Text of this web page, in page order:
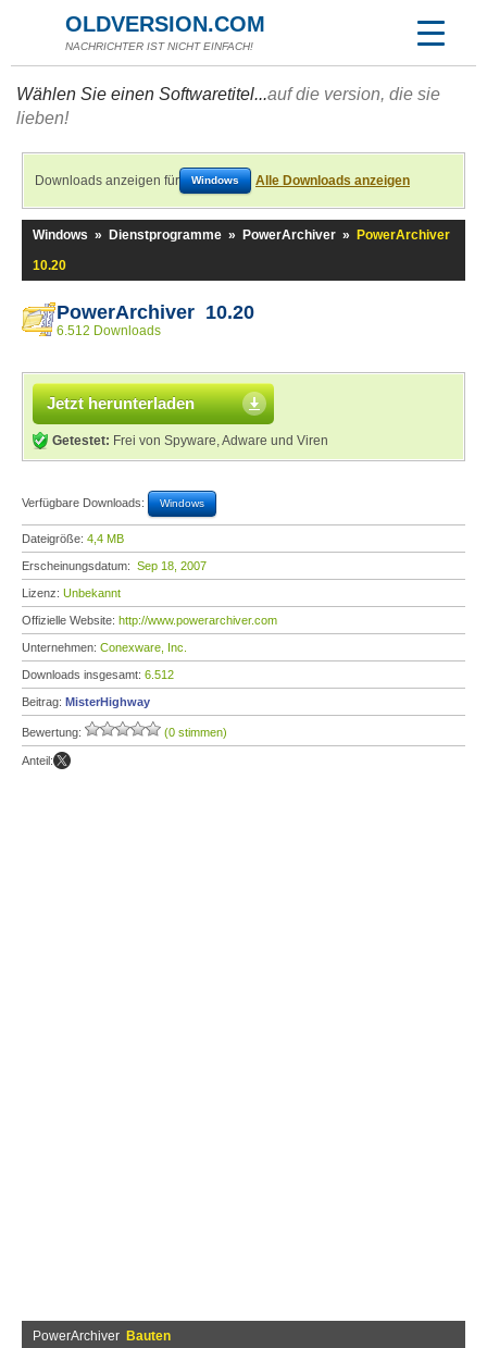
OLDVERSION.COM
NACHRICHTER IST NICHT EINFACH!
Wählen Sie einen Softwaretitel...auf die version, die sie
lieben!
Downloads anzeigen für Windows Alle Downloads anzeigen
Windows » Dienstprogramme » PowerArchiver »
PowerArchiver
10.20
PowerArchiver 10.20
6.512 Downloads
Jetzt herunterladen
Getestet: Frei von Spyware, Adware und Viren
Verfügbare Downloads: Windows
Dateigröße: 4,4 MB
Erscheinungsdatum: Sep 18, 2007
Lizenz: Unbekannt
Offizielle Website: http://www.powerarchiver.com
Unternehmen: Conexware, Inc.
Downloads insgesamt: 6.512
Beitrag: MisterHighway
Bewertung: (0 stimmen)
Anteil:
PowerArchiver Bauten